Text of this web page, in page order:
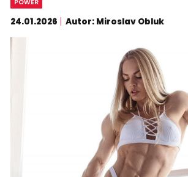
POWER
24.01.2026 Autor: Miroslav Obluk